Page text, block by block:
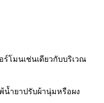
โมนเช่นเดียวกับบริเวณ
น้ำยาปรับผ้านุ่มหรือผง